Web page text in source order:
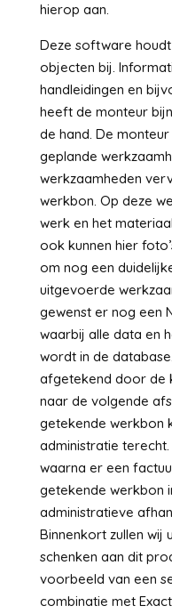
hierop aan.
Deze software
objecten bij.
handleidingen en
heeft de monteur
de hand. De
geplande
werkzaamheden
werkbon. Op deze
werk en het
ook kunnen hier
om nog een
uitgevoerde
gewenst er nog een
waarbij alle data en
wordt in de
afgetekend door de
naar de volgende
getekende werkbon
administratie
waarna er een
getekende werkbon
administratieve
Binnenkort zullen wij
schenken aan dit
voorbeeld van een
combinatie met